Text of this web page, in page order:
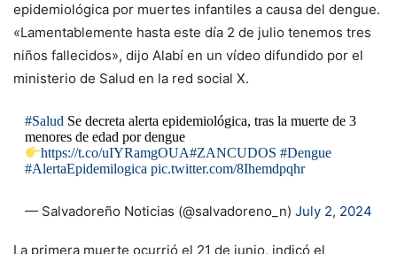
epidemiológica por muertes infantiles a causa del dengue.
«Lamentablemente hasta este día 2 de julio tenemos tres
niños fallecidos», dijo Alabí en un vídeo difundido por el
ministerio de Salud en la red social X.
#Salud Se decreta alerta epidemiológica, tras la muerte de 3
menores de edad por dengue
https://t.co/uIYRamgOUA#ZANCUDOS #Dengue
#AlertaEpidemilogica pic.twitter.com/8Ihemdpqhr
— Salvadoreño Noticias (@salvadoreno_n) July 2, 2024
La primera muerte ocurrió el 21 de junio, indicó el